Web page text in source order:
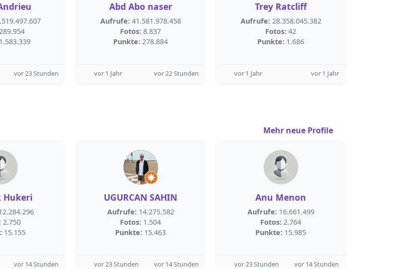
1.583.339
vor 23 Stunden
Abd Abo naser
Aufrufe: 41.581.978.458
Fotos: 8.837
Punkte: 278.884
vor 1 Jahr vor 22 Stunden
Trey Ratcliff
Aufrufe: 28.358.045.382
Fotos: 42
Punkte: 1.686
vor 1 Jahr vor 1 Jahr
Mehr neue Profile
Hukeri
2.750
15.155
vor 14 Stunden
UGURCAN SAHIN
Aufrufe: 14.275.582
Fotos: 1.504
Punkte: 15.463
vor 23 Stunden vor 14 Stunden
Anu Menon
Aufrufe: 16.661.499
Fotos: 2.764
Punkte: 15.985
vor 23 Stunden vor 14 Stunden